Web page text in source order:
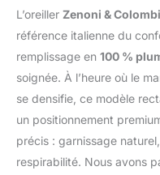
L’oreiller Zenoni &
référence italienne du
remplissage en 100 %
soignée. À l’heure où le
se densifie, ce modèle
un positionnement
précis : garnissage
respirabilité. Nous avons